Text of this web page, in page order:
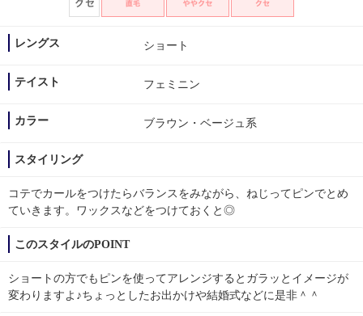
レングス ショート
テイスト フェミニン
カラー ブラウン・ベージュ系
スタイリング
コテでカールをつけたらバランスをみながら、ねじってピンでとめ
ていきます。ワックスなどをつけておくと◎
このスタイルのPOINT
ショートの方でもピンを使ってアレンジするとガラッとイメージが
変わりますよ♪ちょっとしたお出かけや結婚式などに是非＾＾